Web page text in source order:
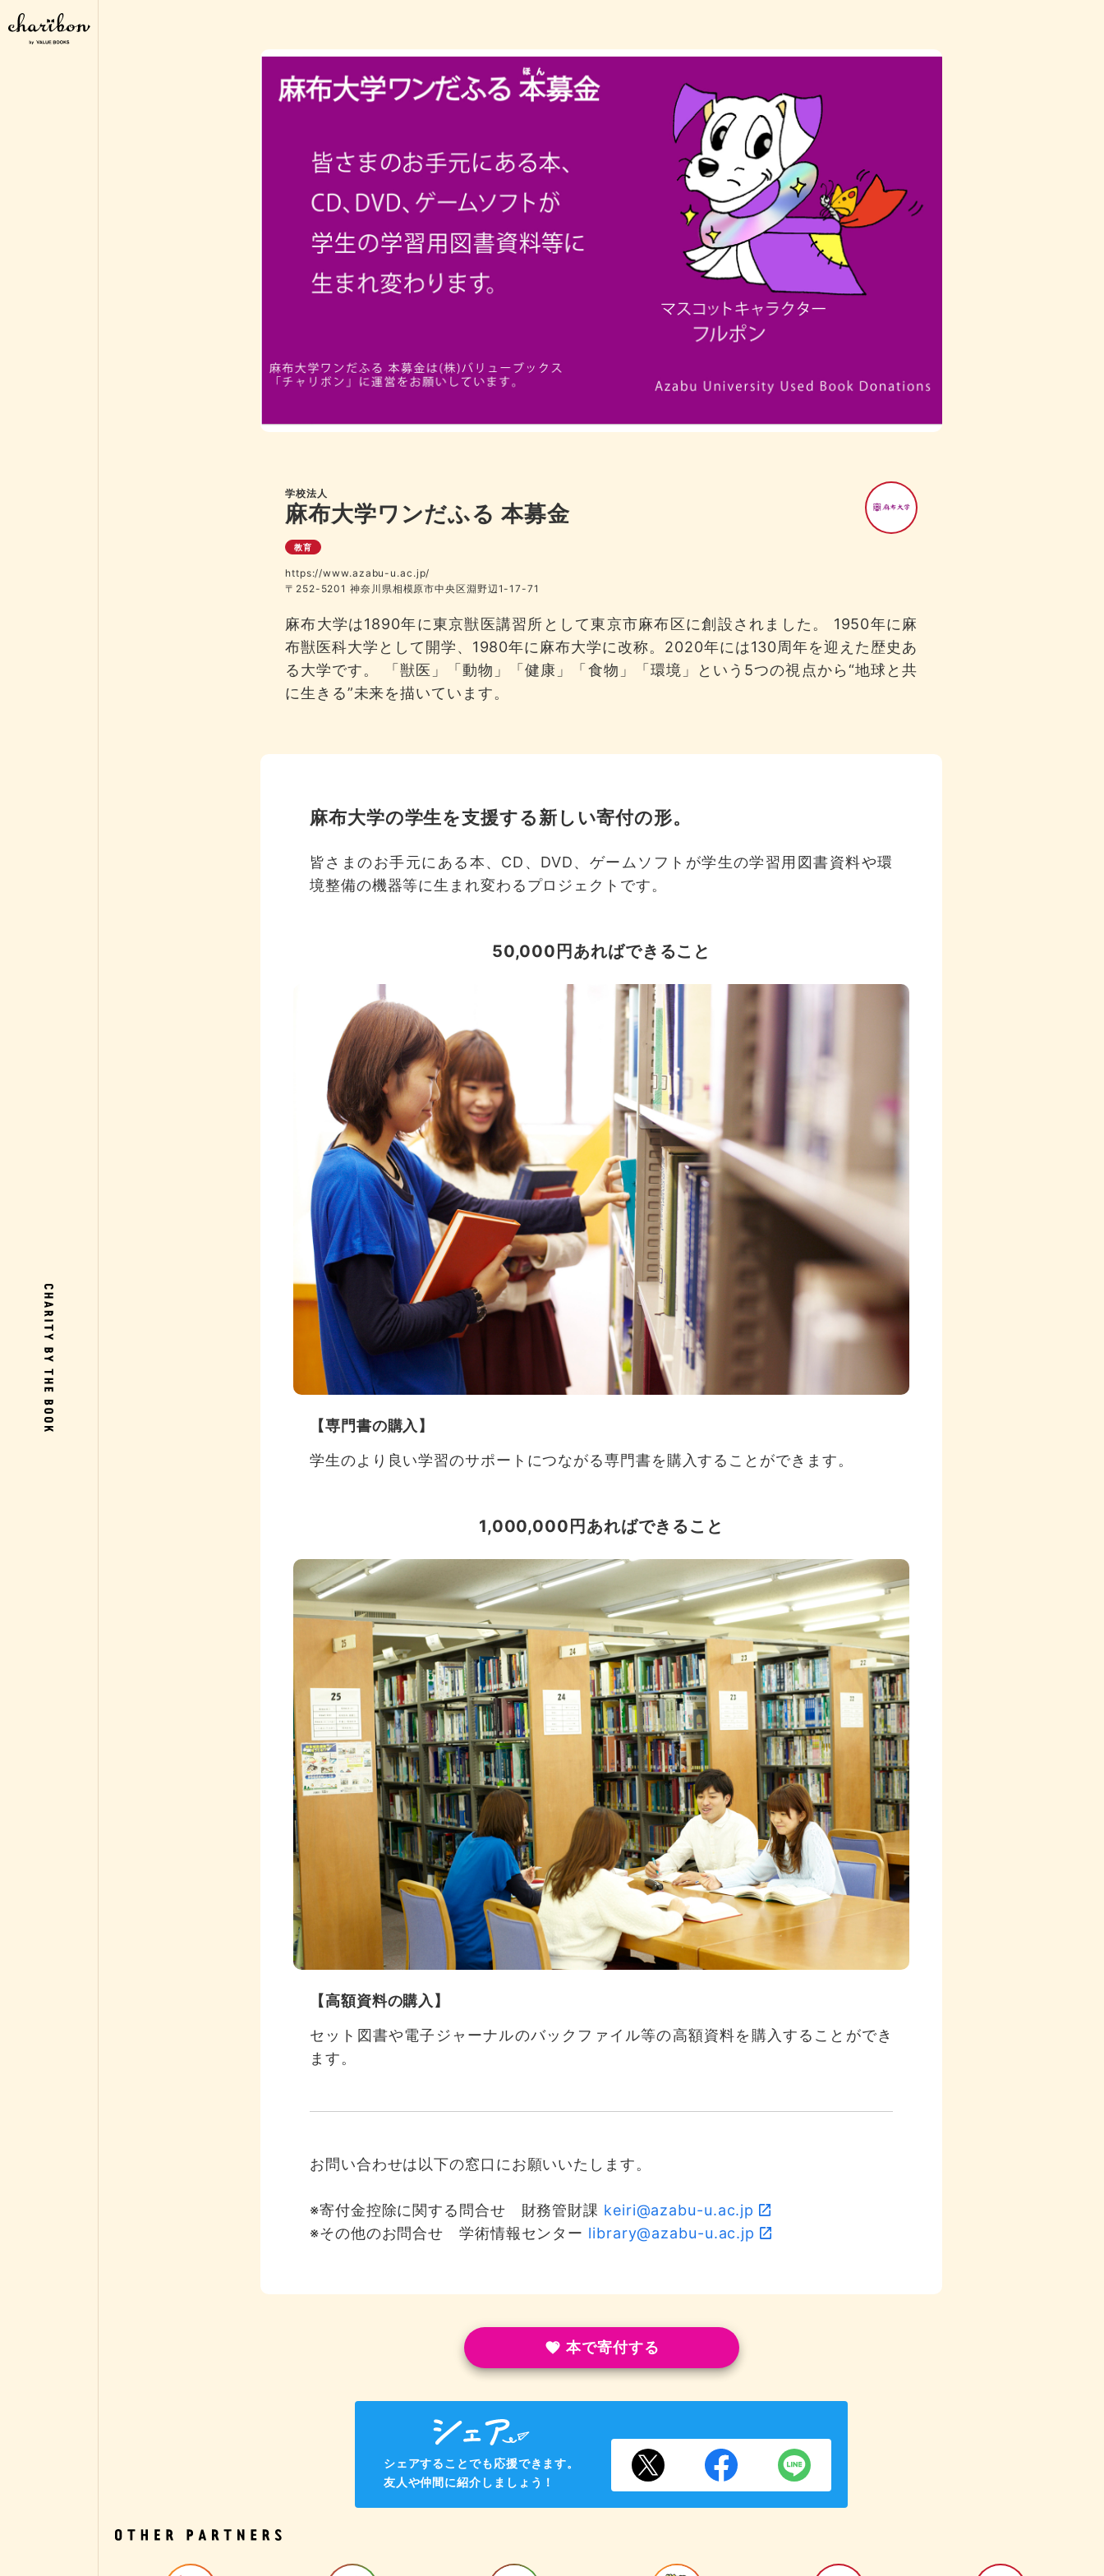
学校法人
麻布大学ワンだふる 本募金
教育
https://www.azabu-u.ac.jp/
〒252-5201 神奈川県相模原市中央区淵野辺1-17-71
麻布大学は1890年に東京獣医講習所として東京市麻布区に創設されました。 1950年に麻
布獣医科大学として開学、1980年に麻布大学に改称。2020年には130周年を迎えた歴史あ
る大学です。 「獣医」「動物」「健康」「食物」「環境」という5つの視点から“地球と共
に生きる”未来を描いています。
麻布大学の学生を支援する新しい寄付の形。
皆さまのお手元にある本、CD、DVD、ゲームソフトが学生の学習用図書資料や環
境整備の機器等に生まれ変わるプロジェクトです。
50,000円あればできること
【専門書の購入】
学生のより良い学習のサポートにつながる専門書を購入することができます。
1,000,000円あればできること
【高額資料の購入】
セット図書や電子ジャーナルのバックファイル等の高額資料を購入することができ
ます。
お問い合わせは以下の窓口にお願いいたします。
※寄付金控除に関する問合せ 財務管財課 keiri@azabu-u.ac.jp
※その他のお問合せ 学術情報センター library@azabu-u.ac.jp
本で寄付する
シェアすることでも応援できます。
友人や仲間に紹介しましょう！